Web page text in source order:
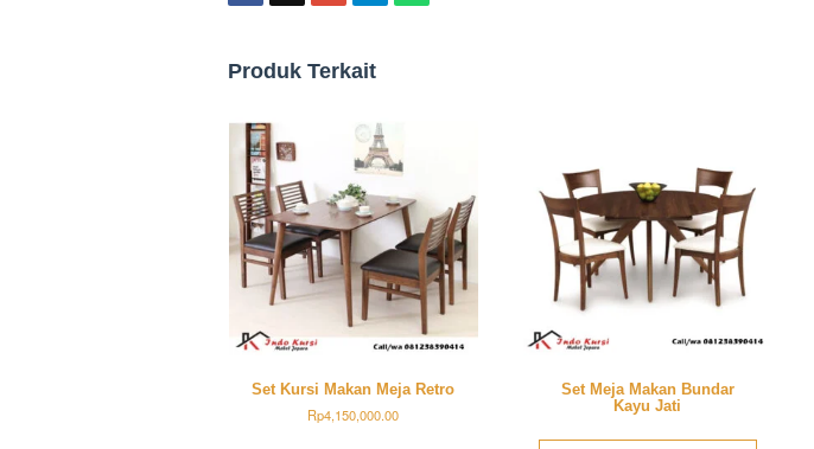
Produk Terkait
Set Kursi Makan Meja Retro
Rp4,150,000.00
Set Meja Makan Bundar
Kayu Jati